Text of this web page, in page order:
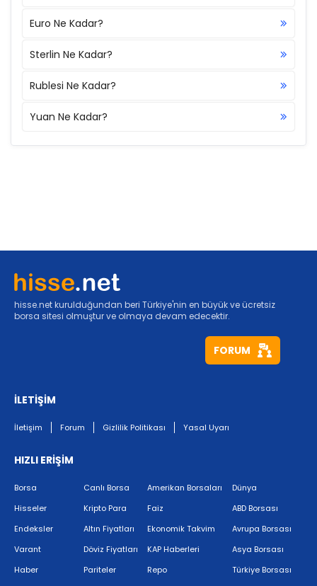
Euro Ne Kadar?
Sterlin Ne Kadar?
Rublesi Ne Kadar?
Yuan Ne Kadar?
hisse.net kurulduğundan beri Türkiye'nin en büyük ve ücretsiz
borsa sitesi olmuştur ve olmaya devam edecektir.
FORUM
İLETİŞİM
İletişim Forum Gizlilik Politikası Yasal Uyarı
HIZLI ERİŞİM
Borsa
Hisseler
Endeksler
Varant
Haber
Canlı Borsa
Kripto Para
Altın Fiyatları
Döviz Fiyatları
Pariteler
Amerikan Borsaları
Faiz
Ekonomik Takvim
KAP Haberleri
Repo
Dünya
ABD Borsası
Avrupa Borsası
Asya Borsası
Türkiye Borsası